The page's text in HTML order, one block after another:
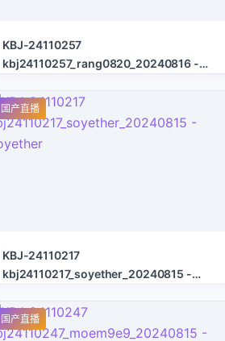
KBJ-24110257
kbj24110257_rang0820_20240816 -
国产直播
KBJ-24110217
kbj24110217_soyether_20240815 -
国产直播